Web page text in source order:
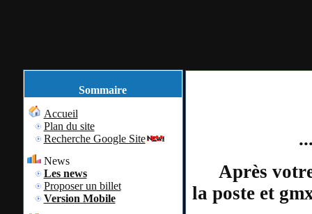
Sommaire
Accueil
Plan du site
Recherche Google Site
News
Les news
Proposer un billet
Version Mobile
Après
la poste et